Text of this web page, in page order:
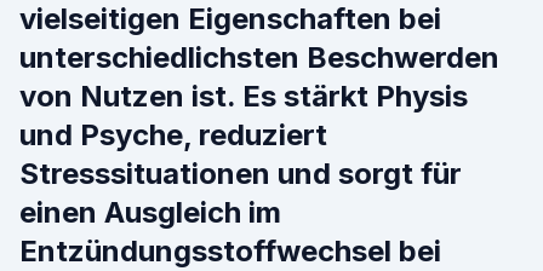
vielseitigen Eigenschaften bei
unterschiedlichsten Beschwerden
von Nutzen ist. Es stärkt Physis
und Psyche, reduziert
Stresssituationen und sorgt für
einen Ausgleich im
Entzündungsstoffwechsel bei